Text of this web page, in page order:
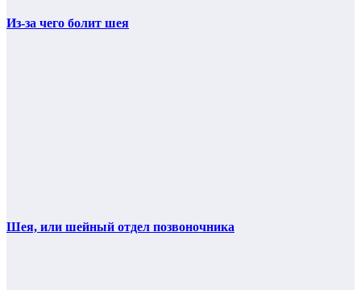
Из-за чего болит шея
Шея, или шейный отдел позвоночника